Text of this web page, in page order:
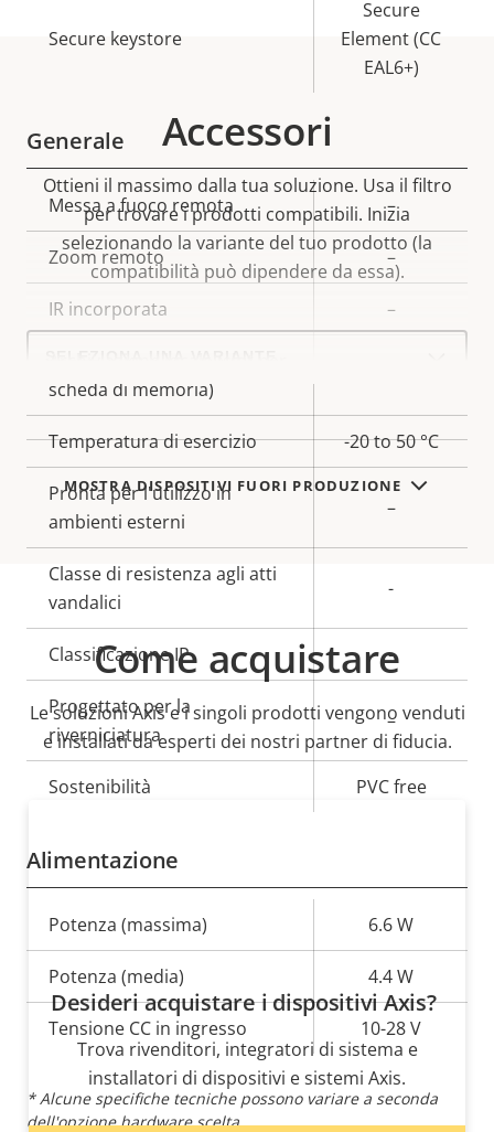
Secure keystore
Secure
Element (CC
EAL6+)
Generale
Descrizione
della
proprietà
Valore
della
proprietà
Messa a fuoco remota –
Zoom remoto –
IR incorporata –
scheda di memoria)
Temperatura di esercizio -20 to 50 °C
Pronta per l'utilizzo in
ambienti esterni
–
Classe di resistenza agli atti
vandalici
-
Classificazione IP -
Progettato per la
riverniciatura
–
Sostenibilità PVC free
Alimentazione
Descrizione
della
proprietà
Valore
della
Potenza (massima) 6.6 W
Potenza (media) 4.4 W
Tensione CC in ingresso 10-28 V
* Alcune specifiche tecniche possono variare a seconda
dell'opzione hardware scelta.
Accessori
Ottieni il massimo dalla tua soluzione. Usa il filtro
per trovare i prodotti compatibili. Inizia
selezionando la variante del tuo prodotto (la
compatibilità può dipendere da essa).
Select
product
variant:
MOSTRA DISPOSITIVI FUORI PRODUZIONE
Come acquistare
Le soluzioni Axis e i singoli prodotti vengono venduti
e installati da esperti dei nostri partner di fiducia.
Desideri acquistare i dispositivi Axis?
Trova rivenditori, integratori di sistema e
installatori di dispositivi e sistemi Axis.